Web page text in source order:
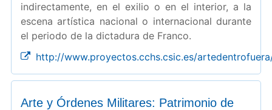
indirectamente, en el exilio o en el interior, a la
escena artística nacional o internacional durante
el periodo de la dictadura de Franco.
http://www.proyectos.cchs.csic.es/
Arte y Órdenes Militares: Patrimonio de